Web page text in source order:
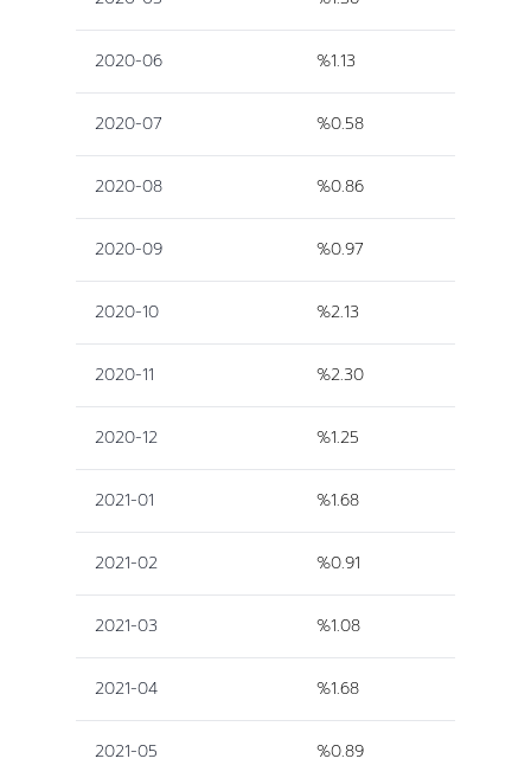
2020-06 %1.13
2020-07 %0.58
2020-08 %0.86
2020-09 %0.97
2020-10 %2.13
2020-11 %2.30
2020-12 %1.25
2021-01 %1.68
2021-02 %0.91
2021-03 %1.08
2021-04 %1.68
2021-05 %0.89